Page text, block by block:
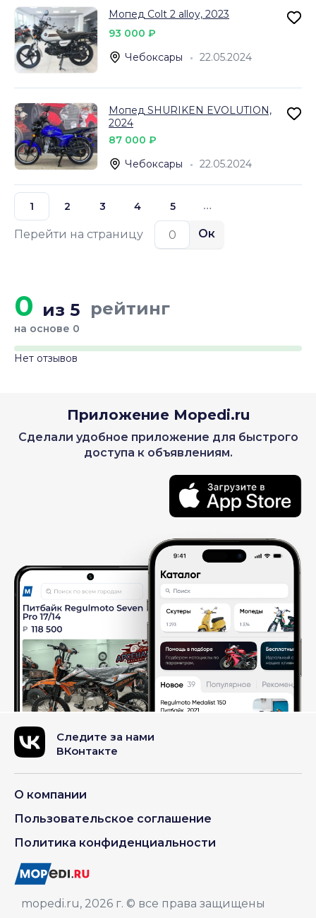
Мопед Colt 2 alloy, 2023
93 000 ₽
Чебоксары
22.05.2024
Мопед SHURIKEN EVOLUTION,
2024
87 000 ₽
Чебоксары
22.05.2024
1 2 3 4 5 …
Перейти на страницу Ок
0 из 5 рейтинг
на основе 0
Нет отзывов
Приложение Mopedi.ru
Сделали удобное приложение для быстрого
доступа к объявлениям.
Следите за нами
ВКонтакте
О компании
Пользовательское соглашение
Политика конфиденциальности
mopedi.ru, 2026 г. © все права защищены